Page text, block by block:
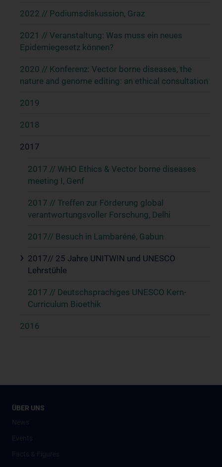
2022 // Podiumsdiskussion, Graz
2021 // Veranstaltung: Was muss ein neues
Epidemiegesetz können?
2020 // Konferenz: Vector borne diseases, the
nature and genome editing: an ethical consultation
2019
2018
2017
2017 // WHO Ethics & Vector borne diseases
meeting I, Genf
2017 // Treffen zur Förderung global
verantwortungsvoller Forschung, Delhi
2017// Besuch in Lambaréné, Gabun
2017// 25 Jahre UNITWIN und UNESCO
Lehrstühle
2017 // Deutschsprachiges UNESCO Kern-
Curriculum Bioethik
2016
ÜBER UNS